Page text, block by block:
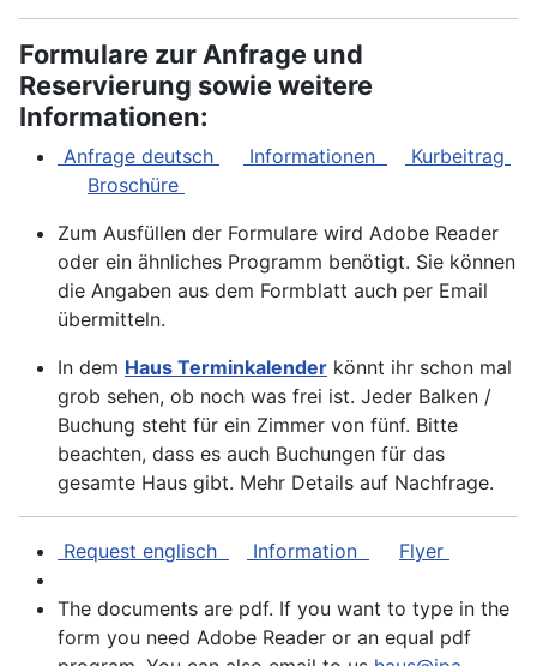
Formulare zur Anfrage und
Reservierung sowie weitere
Informationen:
Anfrage deutsch Informationen
Kurbeitrag
Broschüre
Zum Ausfüllen der Formulare wird Adobe Reader
oder ein ähnliches Programm benötigt. Sie können
die Angaben aus dem Formblatt auch per Email
übermitteln.
In dem Haus Terminkalender könnt ihr schon mal
grob sehen, ob noch was frei ist. Jeder Balken /
Buchung steht für ein Zimmer von fünf. Bitte
beachten, dass es auch Buchungen für das
gesamte Haus gibt. Mehr Details auf Nachfrage.
Request englisch Information Flyer
The documents are pdf. If you want to type in the
form you need Adobe Reader or an equal pdf